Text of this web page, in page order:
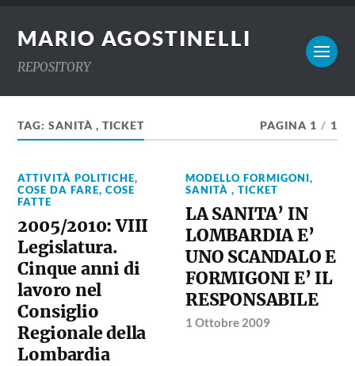
MARIO AGOSTINELLI
REPOSITORY
TAG:SANITÀ , TICKET PAGINA 1 / 1
ATTIVITÀ POLITICHE,
COSE DA FARE,COSE
FATTE
2005/2010: VIII
Legislatura.
Cinque anni di
lavoro nel
Consiglio
Regionale della
Lombardia
MODELLO FORMIGONI,
SANITÀ , TICKET
LA SANITA’ IN
LOMBARDIA E’
UNO SCANDALO E
FORMIGONI E’ IL
RESPONSABILE
1 Ottobre 2009